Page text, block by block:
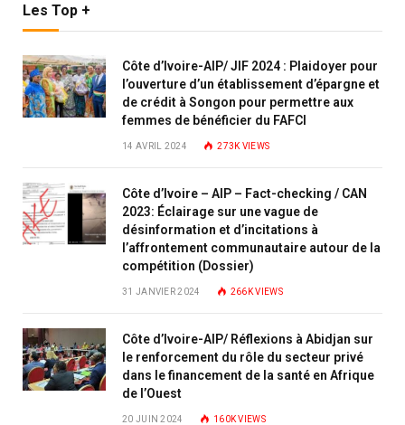
Les Top +
Côte d’Ivoire-AIP/ JIF 2024 : Plaidoyer pour
l’ouverture d’un établissement d’épargne et
de crédit à Songon pour permettre aux
femmes de bénéficier du FAFCI
14 AVRIL 2024 273K VIEWS
Côte d’Ivoire – AIP – Fact-checking / CAN
2023: Éclairage sur une vague de
désinformation et d’incitations à
l’affrontement communautaire autour de la
compétition (Dossier)
31 JANVIER 2024 266KVIEWS
Côte d’Ivoire-AIP/ Réflexions à Abidjan sur
le renforcement du rôle du secteur privé
dans le financement de la santé en Afrique
de l’Ouest
20 JUIN 2024 160KVIEWS